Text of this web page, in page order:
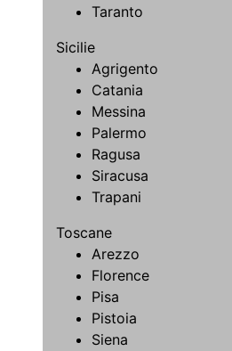
Taranto
Sicilie
Agrigento
Catania
Messina
Palermo
Ragusa
Siracusa
Trapani
Toscane
Arezzo
Florence
Pisa
Pistoia
Siena